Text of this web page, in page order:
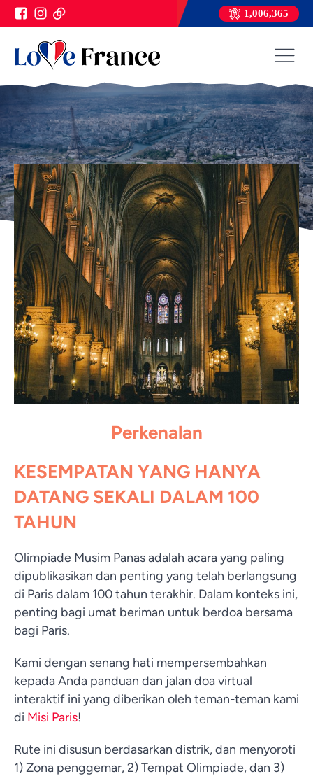
1,006,365
Perkenalan
KESEMPATAN YANG HANYA
DATANG SEKALI DALAM 100
TAHUN
Olimpiade Musim Panas adalah acara yang paling
dipublikasikan dan penting yang telah berlangsung
di Paris dalam 100 tahun terakhir. Dalam konteks ini,
penting bagi umat beriman untuk berdoa bersama
bagi Paris.
Kami dengan senang hati mempersembahkan
kepada Anda panduan dan jalan doa virtual
interaktif ini yang diberikan oleh teman-teman kami
di Misi Paris!
Rute ini disusun berdasarkan distrik, dan menyoroti
1) Zona penggemar, 2) Tempat Olimpiade, dan 3)